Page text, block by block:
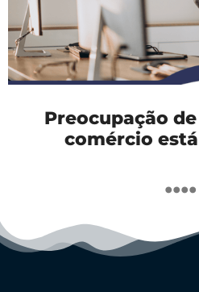
Preocupação
comércio
....